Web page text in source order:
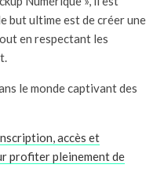
but ultime est de créer une
en respectant les
le monde captivant des
accès et
profiter pleinement de